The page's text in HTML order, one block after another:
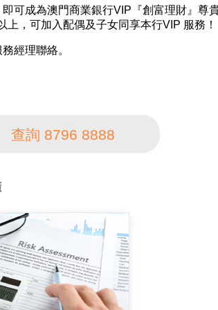
可成為澳門商業銀行VIP『創富理財』尊
，可加入配偶及子女同享本行VIP 服務！
經理聯絡。
查詢 8796 8888